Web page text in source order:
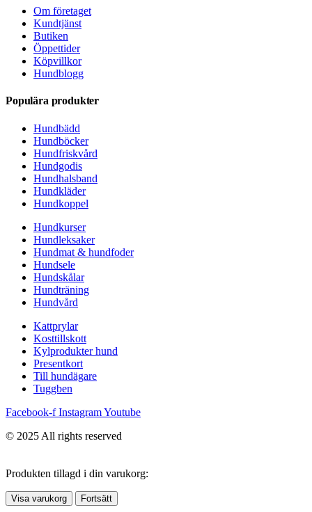
Om företaget
Kundtjänst
Butiken
Öppettider
Köpvillkor
Hundblogg
Populära produkter
Hundbädd
Hundböcker
Hundfriskvård
Hundgodis
Hundhalsband
Hundkläder
Hundkoppel
Hundkurser
Hundleksaker
Hundmat & hundfoder
Hundsele
Hundskålar
Hundträning
Hundvård
Kattprylar
Kosttillskott
Kylprodukter hund
Presentkort
Till hundägare
Tuggben
Facebook-f InstagramYoutube
© 2025 All rights reserved
Produkten tillagd i din varukorg:
Visa varukorg Fortsätt